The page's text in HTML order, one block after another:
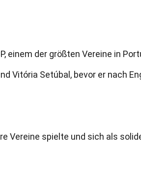
einem der größten Vereine in
Vitória Setúbal, bevor er nach
Vereine spielte und sich als